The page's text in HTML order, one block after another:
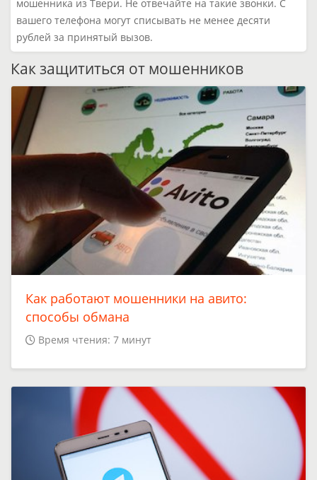
мошенника из Твери. Не отвечайте на такие звонки. С
вашего телефона могут списывать не менее десяти
рублей за принятый вызов.
Как защититься от мошенников
Как работают мошенники на авито:
способы обмана
Время чтения: 7 минут